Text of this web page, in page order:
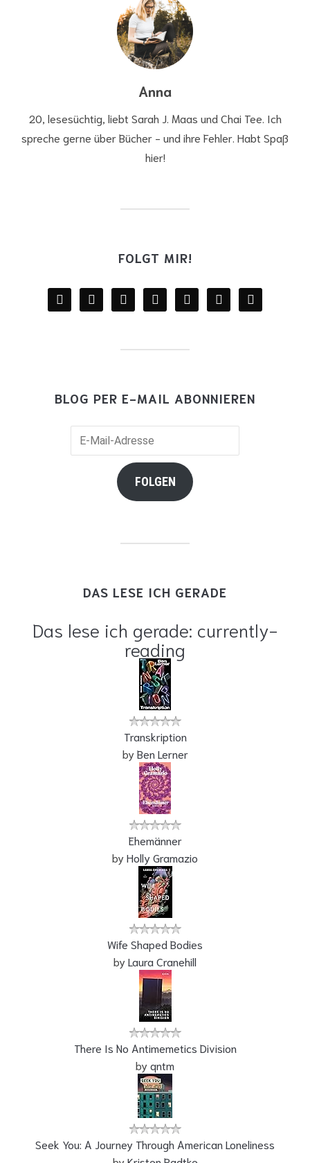
Anna
20, lesesüchtig, liebt Sarah J. Maas und Chai Tee. Ich
spreche gerne über Bücher - und ihre Fehler. Habt Spaß
hier!
FOLGT MIR!
facebooktwitter instagramyoutube mail wordpressgoodreads
BLOG PER E-MAIL ABONNIEREN
FOLGEN
DAS LESE ICH GERADE
Das lese ich gerade: currently-
reading
Transkription
byBen Lerner
Ehemänner
byHolly Gramazio
Wife Shaped Bodies
byLaura Cranehill
There Is No Antimemetics Division
byqntm
Seek You: A Journey Through American Loneliness